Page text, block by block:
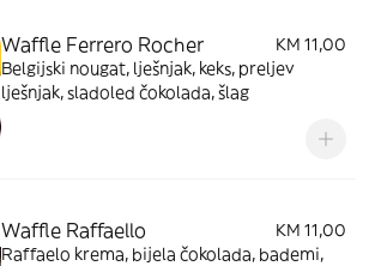
Waffle Ferrero Rocher
KM 11,00
Belgijski nougat, lješnjak, keks, preljev
lješnjak, sladoled čokolada, šlag
Waffle Raffaello
KM 11,00
Raffaelo krema, bijela čokolada, bademi,